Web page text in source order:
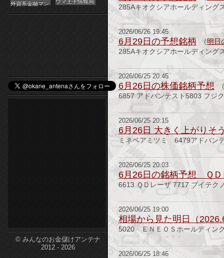
ラ
イ
ン
カ
ジ
ノ
etc-
外資系金融マン
© みんなのお金儲けアンテナ
2012 - 2026
285Aキオクシアホールディン
2026/06/26 19:45
6月29日の予想銘柄 （明日
285Aキオクシアホールディン
2026/06/25 20:45
6月26日の株価銘柄予想
6857 アドバンテスト5803 フジ
2026/06/25 20:15
6月26日 大きく上がりそ
ミネベアミツミ 6479アドバン
2026/06/25 20:03
6月26日の銘柄予想 ＱＤ
6613 ＱＤレーザ 7717 ブイテク
2026/06/25 19:00
相場から見た明日（
5020 ＥＮＥＯＳホールディン
2026/06/25 18:46